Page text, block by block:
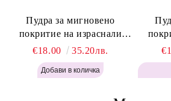
Пудра за мигновено
покритие на израснали
корени Топло Кафяво -
Labor Pro Instant Retouch
Powder - Warm Brown H643
€18.00 35.20лв.